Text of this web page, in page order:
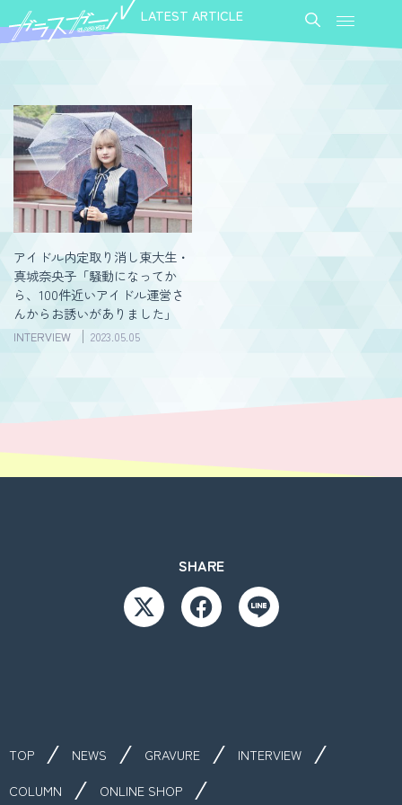
LATEST ARTICLE
アイドル内定取り消し東大生・
真城奈央子「騒動になってか
ら、100件近いアイドル運営さ
んからお誘いがありました」
INTERVIEW 2023.05.05
SHARE
TOP NEWS GRAVURE
INTERVIEW
COLUMN
ONLINE SHOP